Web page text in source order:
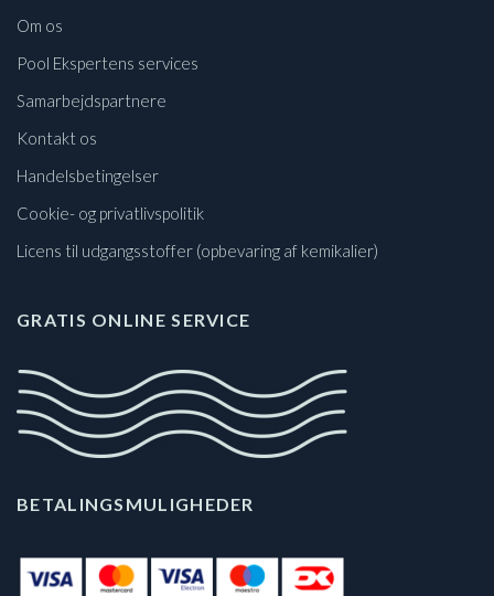
Om os
Pool Ekspertens services
Samarbejdspartnere
Kontakt os
Handelsbetingelser
Cookie- og privatlivspolitik
Licens til udgangsstoffer (opbevaring af kemikalier)
GRATIS ONLINE SERVICE
BETALINGSMULIGHEDER